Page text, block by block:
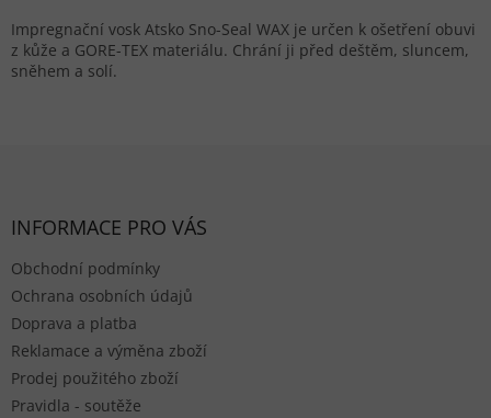
Impregnační vosk Atsko Sno-Seal WAX je určen k ošetření obuvi
z kůže a GORE-TEX materiálu. Chrání ji před deštěm, sluncem,
sněhem a solí.
INFORMACE PRO VÁS
Obchodní podmínky
Ochrana osobních údajů
Doprava a platba
Reklamace a výměna zboží
Prodej použitého zboží
Pravidla - soutěže